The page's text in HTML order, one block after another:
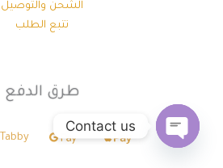
الشحن والتوصيل
تتبع الطلب
طرق الدفع
Tabby
Contact us